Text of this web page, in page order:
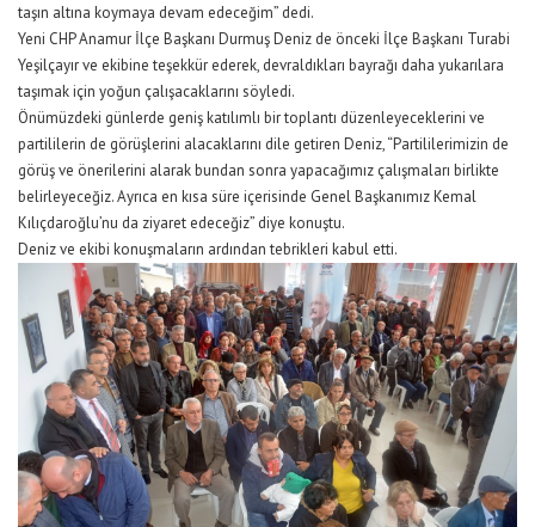
taşın altına koymaya devam edeceğim” dedi.
Yeni CHP Anamur İlçe Başkanı Durmuş Deniz de önceki İlçe Başkanı Turabi
Yeşilçayır ve ekibine teşekkür ederek, devraldıkları bayrağı daha yukarılara
taşımak için yoğun çalışacaklarını söyledi.
Önümüzdeki günlerde geniş katılımlı bir toplantı düzenleyeceklerini ve
partililerin de görüşlerini alacaklarını dile getiren Deniz, “Partililerimizin de
görüş ve önerilerini alarak bundan sonra yapacağımız çalışmaları birlikte
belirleyeceğiz. Ayrıca en kısa süre içerisinde Genel Başkanımız Kemal
Kılıçdaroğlu’nu da ziyaret edeceğiz” diye konuştu.
Deniz ve ekibi konuşmaların ardından tebrikleri kabul etti.